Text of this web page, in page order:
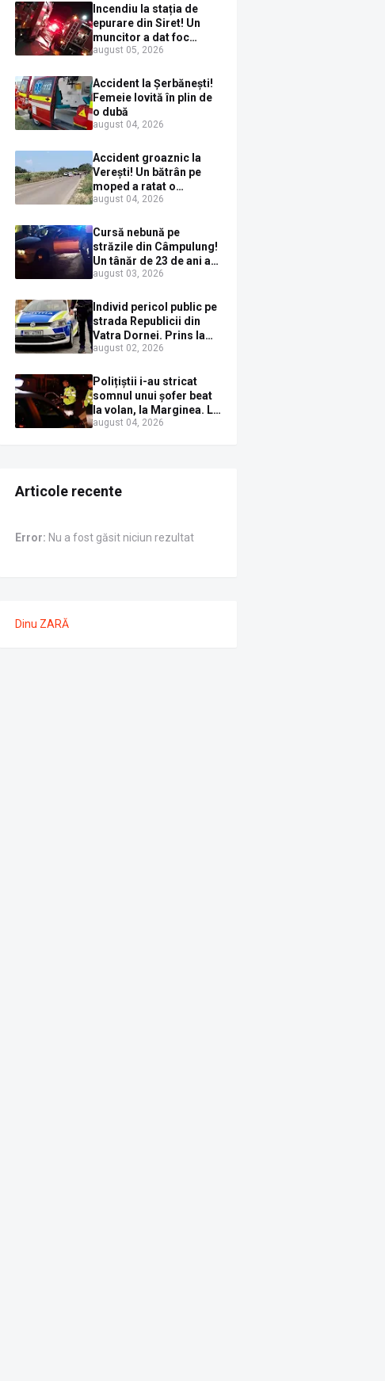
Incendiu la stația de
epurare din Siret! Un
muncitor a dat foc
pompelor de apă în timp
combustibil
august 05, 2026
Accident la Șerbănești!
Femeie lovită în plin de
o dubă
august 04, 2026
Accident groaznic la
Verești! Un bătrân pe
moped a ratat o
depășire și a ajuns sub
august 04, 2026
Cursă nebună pe
străzile din Câmpulung!
Un tânăr de 23 de ani a
fugit de poliție cu un
un gard de pe strada
Sirenei
august 03, 2026
Individ pericol public pe
strada Republicii din
Vatra Dornei. Prins la
volan cu mașina
plină zi
august 02, 2026
Polițiștii i-au stricat
somnul unui șofer beat
la volan, la Marginea. L-
au trezit instant cu un
august 04, 2026
Articole recente
Error: Nu a fost găsit niciun rezultat
Dinu ZARĂ